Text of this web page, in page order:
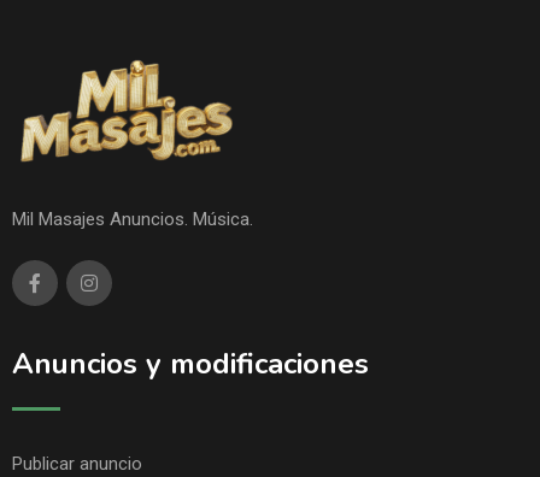
Mil Masajes Anuncios. Música.
Anuncios y modificaciones
Publicar anuncio